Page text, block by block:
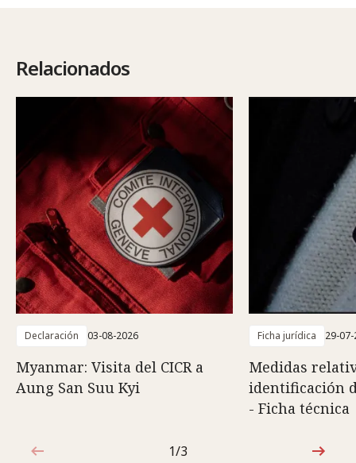
Relacionados
Declaración 03-08-2026
Myanmar: Visita del CICR a
Aung San Suu Kyi
Ficha jurídica 29-
Medidas
identificación
- Ficha técnica
1de3
1/3